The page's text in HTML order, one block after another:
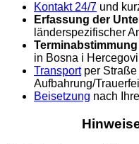
Kontakt 24/7 und
Erfassung der
länderspezifischer
Terminabstimmung
in Bosna i
Transportper Straße
Aufbahrung/
Beisetzung nach